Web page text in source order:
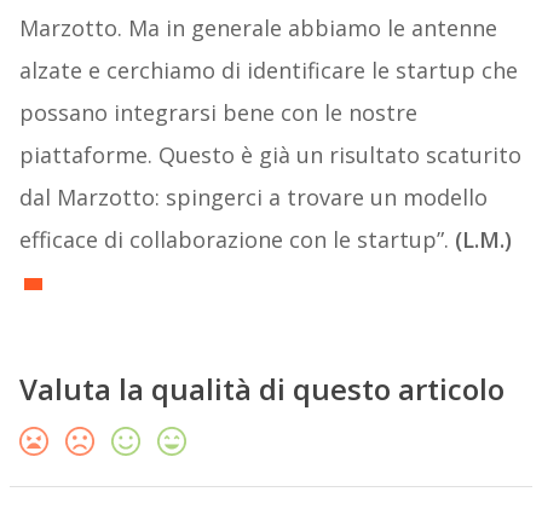
Marzotto. Ma in generale abbiamo le antenne
alzate e cerchiamo di identificare le startup che
possano integrarsi bene con le nostre
piattaforme. Questo è già un risultato scaturito
dal Marzotto: spingerci a trovare un modello
efficace di collaborazione con le startup”. (L.M.)
Valuta la qualità di questo articolo